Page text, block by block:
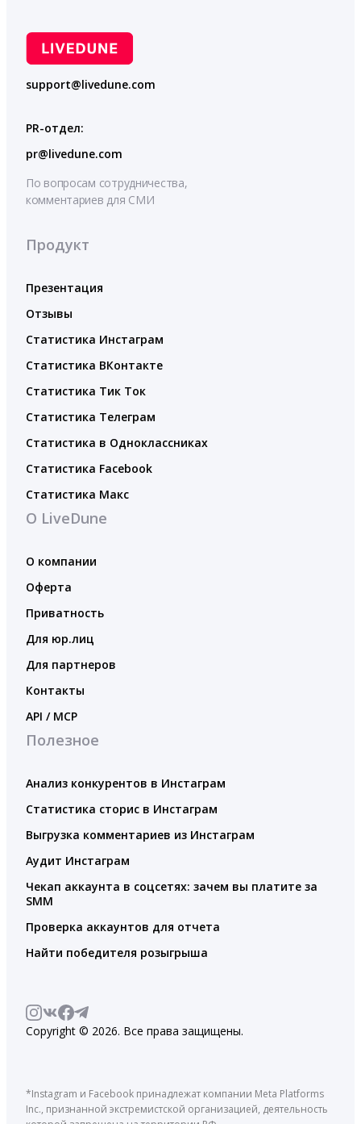
support@livedune.com
PR-отдел:
pr@livedune.com
По вопросам сотрудничества,
комментариев для СМИ
Продукт
Презентация
Отзывы
Статистика Инстаграм
Статистика ВКонтакте
Статистика Тик Ток
Статистика Телеграм
Статистика в Одноклассниках
Статистика Facebook
Статистика Макс
О LiveDune
О компании
Оферта
Приватность
Для юр.лиц
Для партнеров
Контакты
API / MCP
Полезное
Анализ конкурентов в Инстаграм
Статистика сторис в Инстаграм
Выгрузка комментариев из Инстаграм
Аудит Инстаграм
Чекап аккаунта в соцсетях: зачем вы платите за
SMM
Проверка аккаунтов для отчета
Найти победителя розыгрыша
Copyright © 2026. Все права защищены.
*Instagram и Facebook принадлежат компании Meta Platforms
Inc., признанной экстремистской организацией, деятельность